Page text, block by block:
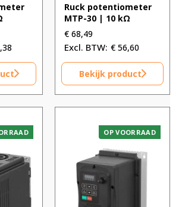
Ruck potentiometer
MTP-30 | 10 kΩ
€ 68,49
€ 56,60
Bekijk product
OP VOORRAAD